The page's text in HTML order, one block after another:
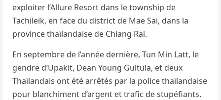
exploiter l’Allure Resort dans le township de
Tachileik, en face du district de Mae Sai, dans la
province thaïlandaise de Chiang Rai.
En septembre de l’année dernière, Tun Min Latt, le
gendre d’Upakit, Dean Young Gultula, et deux
Thaïlandais ont été arrêtés par la police thaïlandaise
pour blanchiment d’argent et trafic de stupéfiants.